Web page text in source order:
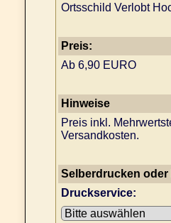
Ortsschild Verlobt
Preis:
Ab 6,90 EURO
Hinweise
Preis inkl.
Versandkosten.
Selberdrucken
Druckservice: